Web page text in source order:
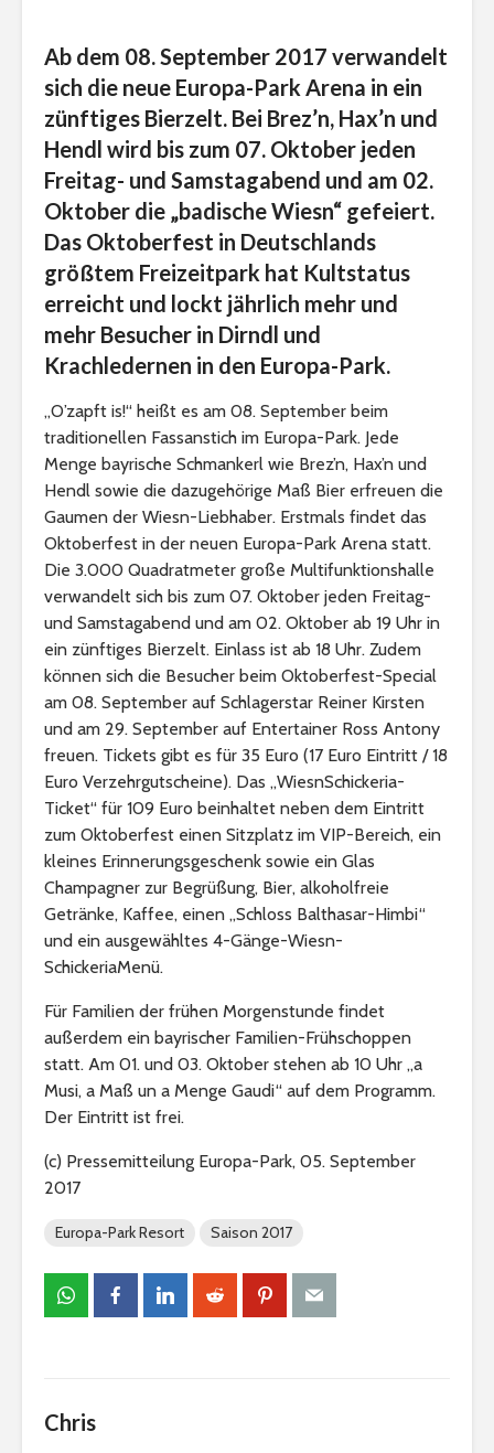
Ab dem 08. September 2017 verwandelt
sich die neue Europa-Park Arena in ein
zünftiges Bierzelt. Bei Brez’n, Hax’n und
Hendl wird bis zum 07. Oktober jeden
Freitag- und Samstagabend und am 02.
Oktober die „badische Wiesn“ gefeiert.
Das Oktoberfest in Deutschlands
größtem Freizeitpark hat Kultstatus
erreicht und lockt jährlich mehr und
mehr Besucher in Dirndl und
Krachledernen in den Europa-Park.
„O’zapft is!“ heißt es am 08. September beim
traditionellen Fassanstich im Europa-Park. Jede
Menge bayrische Schmankerl wie Brez’n, Hax’n und
Hendl sowie die dazugehörige Maß Bier erfreuen die
Gaumen der Wiesn-Liebhaber. Erstmals findet das
Oktoberfest in der neuen Europa-Park Arena statt.
Die 3.000 Quadratmeter große Multifunktionshalle
verwandelt sich bis zum 07. Oktober jeden Freitag-
und Samstagabend und am 02. Oktober ab 19 Uhr in
ein zünftiges Bierzelt. Einlass ist ab 18 Uhr. Zudem
können sich die Besucher beim Oktoberfest-Special
am 08. September auf Schlagerstar Reiner Kirsten
und am 29. September auf Entertainer Ross Antony
freuen. Tickets gibt es für 35 Euro (17 Euro Eintritt / 18
Euro Verzehrgutscheine). Das „WiesnSchickeria-
Ticket“ für 109 Euro beinhaltet neben dem Eintritt
zum Oktoberfest einen Sitzplatz im VIP-Bereich, ein
kleines Erinnerungsgeschenk sowie ein Glas
Champagner zur Begrüßung, Bier, alkoholfreie
Getränke, Kaffee, einen „Schloss Balthasar-Himbi“
und ein ausgewähltes 4-Gänge-Wiesn-
SchickeriaMenü.
Für Familien der frühen Morgenstunde findet
außerdem ein bayrischer Familien-Frühschoppen
statt. Am 01. und 03. Oktober stehen ab 10 Uhr „a
Musi, a Maß un a Menge Gaudi“ auf dem Programm.
Der Eintritt ist frei.
(c) Pressemitteilung Europa-Park, 05. September
2017
Europa-Park Resort Saison 2017
Chris